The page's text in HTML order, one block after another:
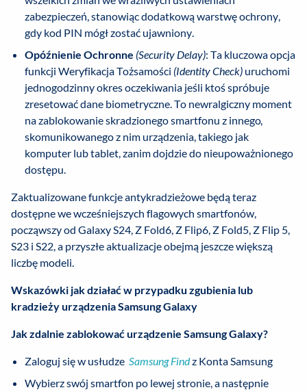
zabezpieczeń, stanowiąc dodatkową warstwę ochrony,
gdy kod PIN mógł zostać ujawniony.
Opóźnienie Ochronne (Security Delay): Ta kluczowa opcja
funkcji Weryfikacja Tożsamości (Identity Check) uruchomi
jednogodzinny okres oczekiwania jeśli ktoś spróbuje
zresetować dane biometryczne. To newralgiczny moment
na zablokowanie skradzionego smartfonu z innego,
skomunikowanego z nim urządzenia, takiego jak
komputer lub tablet, zanim dojdzie do nieupoważnionego
dostępu.
Zaktualizowane funkcje antykradzieżowe będą teraz
dostępne we wcześniejszych flagowych smartfonów,
począwszy od Galaxy S24, Z Fold6, Z Flip6, Z Fold5, Z Flip 5,
S23 i S22, a przyszłe aktualizacje obejmą jeszcze większą
liczbę modeli.
Wskazówki jak działać w przypadku zgubienia lub
kradzieży urządzenia Samsung Galaxy
Jak zdalnie zablokować urządzenie Samsung Galaxy?
Zaloguj się w usłudze Samsung Findz Konta Samsung
Wybierz swój smartfon po lewej stronie, a następnie